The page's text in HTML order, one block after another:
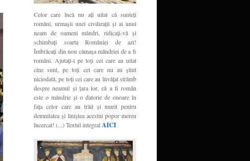
Celor care încă nu aţi uitat că sunteţi
români, urmaşii unei civilizaţii şi ai unui
neam de oameni mândri, ridicaţi-vă şi
schimbaţi soarta României de azi!
Îmbrăcaţi din nou cămaşa mândriei de a fi
români. Ajutaţi-i pe toţi cei care au uitat
cine sunt, pe toţi cei care nu au ştiut
niciodată, pe toţi cei care au învăţat strâmb
despre neamul şi ţara lor, că a fi român
este o mândrie şi o datorie de onoare în
faţa celor care au trăit şi murit pentru
demnitatea şi liniştea acestui popor mereu
încercat! (...) Textul integralAICI